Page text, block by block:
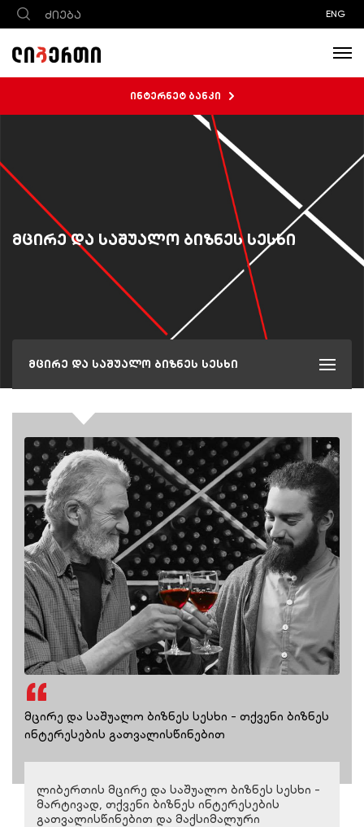
ENG
ინტერნეტ ბანკი
მცირე და საშუალო ბიზნეს სესხი
მცირე და საშუალო ბიზნეს სესხი
მცირე და საშუალო ბიზნეს სესხი - თქვენი ბიზნეს
ინტერესების გათვალისწინებით
ლიბერთის მცირე და საშუალო ბიზნეს სესხი -
მარტივად, თქვენი ბიზნეს ინტერესების
გათვალისწინებით და მაქსიმალური